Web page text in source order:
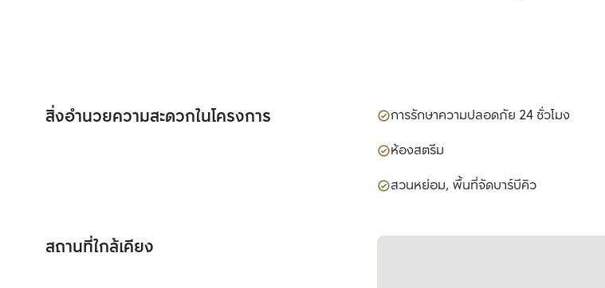
สิ่งอำนวยความสะดวกในโครงการ การรักษาความปลอดภัย 24 ชั่วโมง
ห้องสตรีม
สวนหย่อม, พื้นที่จัดบาร์บีคิว
สถานที่ใกล้เคียง